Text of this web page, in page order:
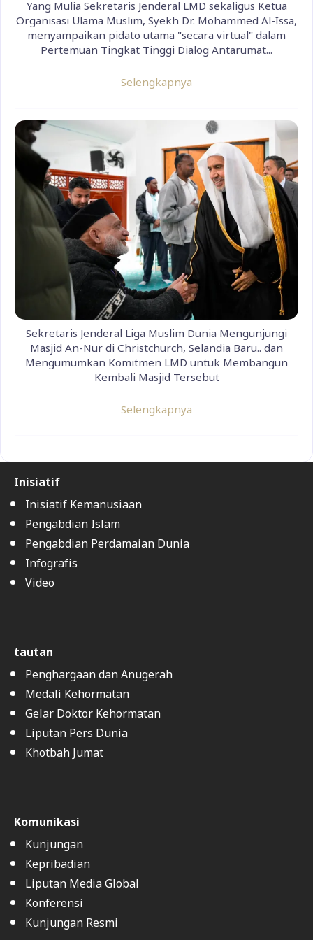
Yang Mulia Sekretaris Jenderal LMD sekaligus Ketua
Organisasi Ulama Muslim, Syekh Dr. Mohammed Al-Issa,
menyampaikan pidato utama "secara virtual" dalam
Pertemuan Tingkat Tinggi Dialog Antarumat...
Selengkapnya
Sekretaris Jenderal Liga Muslim Dunia Mengunjungi
Masjid An-Nur di Christchurch, Selandia Baru.. dan
Mengumumkan Komitmen LMD untuk Membangun
Kembali Masjid Tersebut
Selengkapnya
Inisiatif
Inisiatif Kemanusiaan
Pengabdian Islam
Pengabdian Perdamaian Dunia
Infografis
Video
tautan
Penghargaan dan Anugerah
Medali Kehormatan
Gelar Doktor Kehormatan
Liputan Pers Dunia
Khotbah Jumat
Komunikasi
Kunjungan
Kepribadian
Liputan Media Global
Konferensi
Kunjungan Resmi